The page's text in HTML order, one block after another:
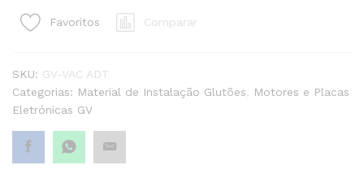
GV
Favoritos Comparar
SKU: GV-VAC ADT
Categorias: Material de Instalação Glutões
Motores e Placas
Eletrónicas GV